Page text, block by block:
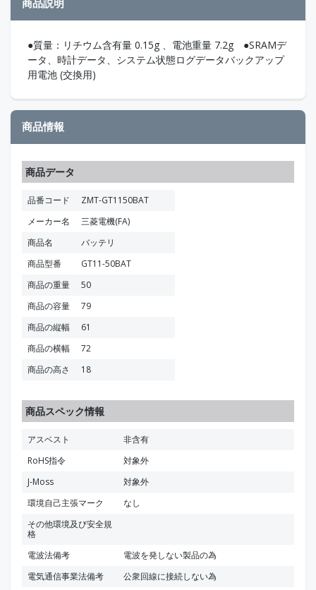
商品説明
●質量：リチウム含有量 0.15g 、電池重量 7.2g ●SRAMデ
ータ、時計データ、システム状態ログデータバックアップ
用電池 (交換用)
商品情報
商品データ
品番コード
ZMT-GT1150BAT
メーカー名
三菱電機(FA)
商品名
バッテリ
商品型番
GT11-50BAT
商品の重量
50
商品の容量
79
商品の縦幅
61
商品の横幅
72
商品の高さ
18
商品スペック情報
アスベスト
非含有
RoHS指令
対象外
J-Moss
対象外
環境自己主張マーク
なし
その他環境及び安全規
格
電波法備考
電波を発しない製品の為
電気通信事業法備考
公衆回線に接続しない為